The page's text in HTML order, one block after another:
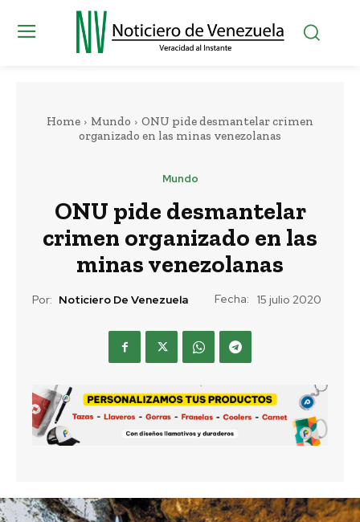
Home Mundo
ONU pide desmantelar crimen
organizado en las minas venezolanas
Mundo
ONU pide desmantelar
crimen organizado en las
minas venezolanas
Por: Noticiero De Venezuela Fecha: 15 julio 2020